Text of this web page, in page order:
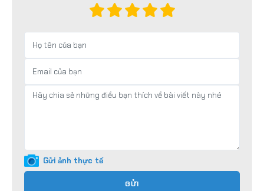
Gửi ảnh thực tế
GỬI